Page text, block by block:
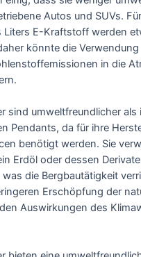
Autos und SUVs.
Liters E-Kraftstoff werden
könnte die Verwendung
in die
sind umweltfreundlicher als
Pendants, da für ihre
benötigt werden. Sie
Erdöl oder dessen
die Bergbautätigkeit
Erschöpfung der
Auswirkungen des